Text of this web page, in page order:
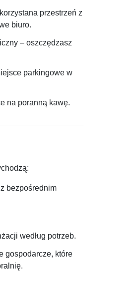
przestrzeń z
biuro.
– oszczędzasz
parkingowe w
na poranną kawę.
bezpośrednim
według potrzeb.
gospodarcze, które